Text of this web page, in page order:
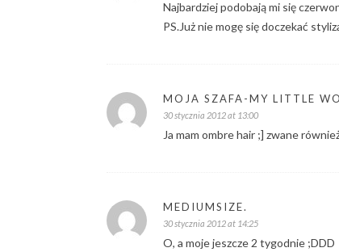
Najbardziej podobają mi się
PS.Już nie mogę się doczekać
MOJA SZAFA-MY LITTLE
30 stycznia 2012 at 13:00
Ja mam ombre hair ;] zwane
MEDIUMSIZE.
30 stycznia 2012 at 14:25
O, a moje jeszcze 2 tygodnie ;DDD